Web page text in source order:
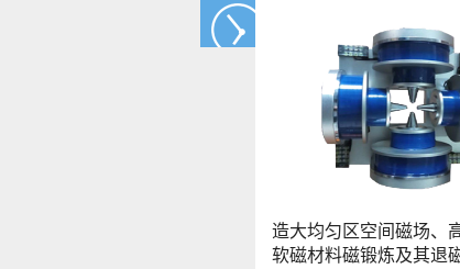
造大均匀区空间磁场、
软磁材料磁锻炼及其退